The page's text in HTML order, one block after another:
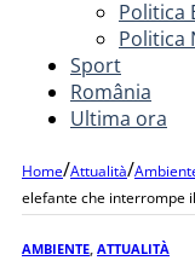
Politica
Politica
Sport
România
Ultima ora
Home/Attualità/
elefante che interrompe
AMBIENTE ATTUALITÀ